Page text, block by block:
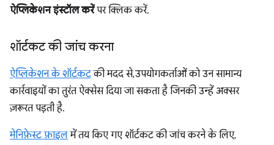
ऐप्लिकेशन इंस्टॉल करेंपर क्लिक करें.
शॉर्टकट की जांच करना
ऐप्लिकेशन के शॉर्टकटकी मदद से, उपयोगकर्ताओं को उन सामान्य
कार्रवाइयों का तुरंत ऐक्सेस दिया जा सकता है जिनकी उन्हें अक्सर
ज़रूरत पड़ती है.
मेनिफ़ेस्ट फ़ाइलमें तय किए गए शॉर्टकट की जांच करने के लिए,